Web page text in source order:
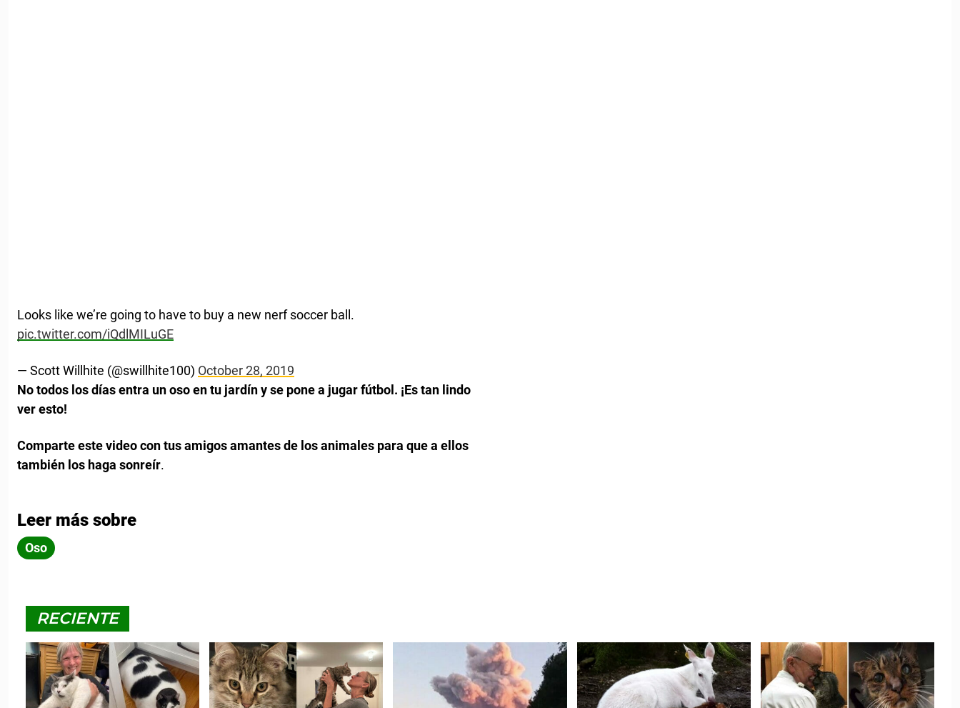
Looks like we’re going to have to buy a new nerf soccer ball.
pic.twitter.com/iQdlMILuGE
— Scott Willhite (@swillhite100) October 28, 2019
No todos los días entra un oso en tu jardín y se pone a jugar fútbol. ¡Es tan lindo
ver esto!
Comparte este video con tus amigos amantes de los animales para que a ellos
también los haga sonreír.
Leer más sobre
Oso
RECIENTE